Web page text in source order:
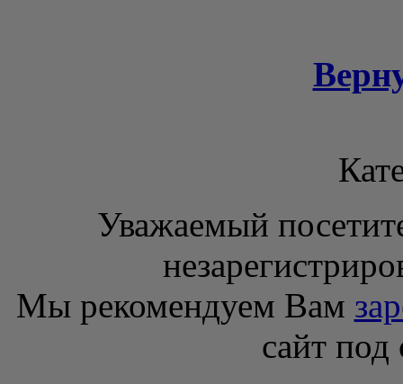
Уважаемый
Мы рекомендуем Вам
сайт